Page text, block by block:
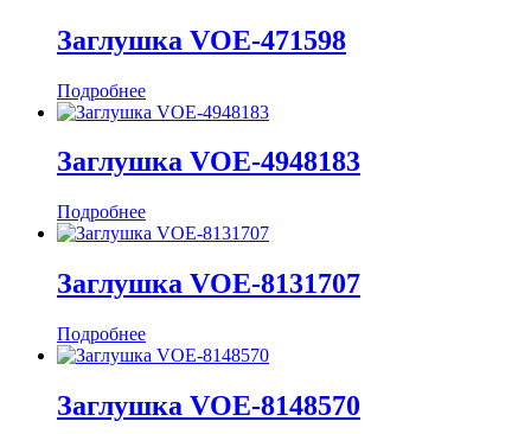
Заглушка VOE-471598
Подробнее
Заглушка VOE-4948183
Подробнее
Заглушка VOE-8131707
Подробнее
Заглушка VOE-8148570